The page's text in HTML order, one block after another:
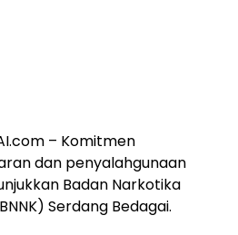
– Komitmen
dan penyalahgunaan
Badan Narkotika
Serdang Bedagai.